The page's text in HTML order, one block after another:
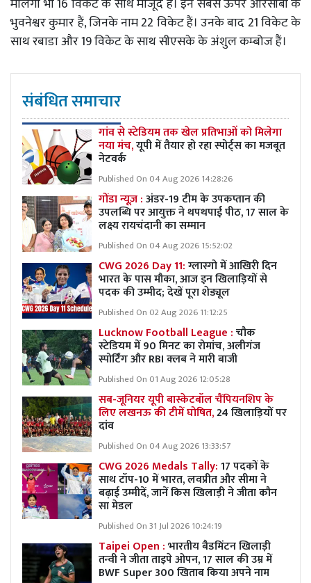
भुवनेश्वर कुमार हैं, जिनके नाम 22 विकेट हैं। उनके बाद 21 विकेट के
साथ रबाडा और 19 विकेट के साथ सीएसके के अंशुल कम्बोज हैं।
संबंधित समाचार
गांव से स्टेडियम तक खेल प्रतिभाओं को मिलेगा
नया मंच,यूपी में तैयार हो रहा स्पोर्ट्स का मजबूत
नेटवर्क
Published On 04 Aug 2026 14:28:26
गोंडा न्यूज़ :अंडर-19 टीम के उपकप्तान की
उपलब्धि पर आयुक्त ने थपथपाई पीठ, 17 साल के
लक्ष्य रायचंदानी का सम्मान
Published On 04 Aug 2026 15:52:02
CWG 2026 Day 11:ग्लास्गो में आखिरी दिन
भारत के पास मौका, आज इन खिलाड़ियों से
पदक की उम्मीद; देखें पूरा शेड्यूल
Published On 02 Aug 2026 11:12:25
Lucknow Football League :चौक
स्टेडियम में 90 मिनट का रोमांच, अलीगंज
स्पोर्टिंग और RBI क्लब ने मारी बाजी
Published On 01 Aug 2026 12:05:28
सब-जूनियर यूपी बास्केटबॉल चैंपियनशिप के
लिए लखनऊ की टीमें घोषित,24 खिलाड़ियों पर
दांव
Published On 04 Aug 2026 13:33:57
CWG 2026 Medals Tally:17 पदकों के
साथ टॉप-10 में भारत, लवप्रीत और सीमा ने
बढ़ाई उम्मीदें, जानें किस खिलाड़ी ने जीता कौन
सा मेडल
Published On 31 Jul 2026 10:24:19
Taipei Open :भारतीय बैडमिंटन खिलाड़ी
तन्वी ने जीता ताइपे ओपन, 17 साल की उम्र में
BWF Super 300 खिताब किया अपने नाम